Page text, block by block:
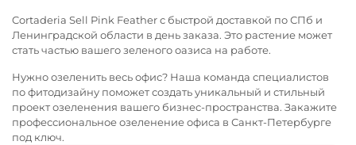
Cortaderia Sell Pink Feather с быстрой доставкой по СПб и
Ленинградской области в день заказа. Это растение может
стать частью вашего зеленого оазиса на работе.
Нужно озеленить весь офис? Наша команда специалистов
по фитодизайну поможет создать уникальный и стильный
проект озеленения вашего бизнес-пространства. Закажите
профессиональноеозеленение офиса в Санкт-Петербурге
под ключ.